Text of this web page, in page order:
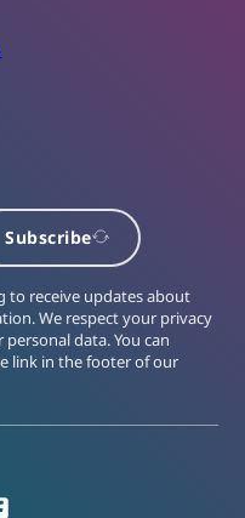
Subscribe
to receive updates about
We respect your privacy
data. You can
link in the footer of our